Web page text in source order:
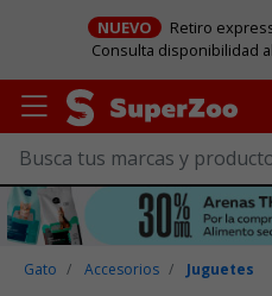
NUEVO
Retiro
Consulta disponibilidad
Gato Accesorios Juguetes